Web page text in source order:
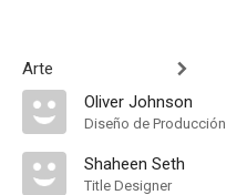
Arte
Oliver Johnson
Diseño de Producción
Shaheen Seth
Title Designer